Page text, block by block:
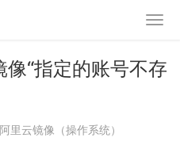
“指定的账号不存
阿里云镜像（操作系统）